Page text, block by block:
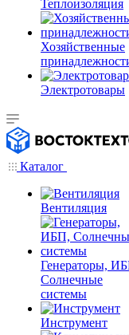
Теплоизоляция
Хозяйственные
Электротовары
Каталог
Вентиляция
Генераторы,
Солнечные
системы
Инструмент